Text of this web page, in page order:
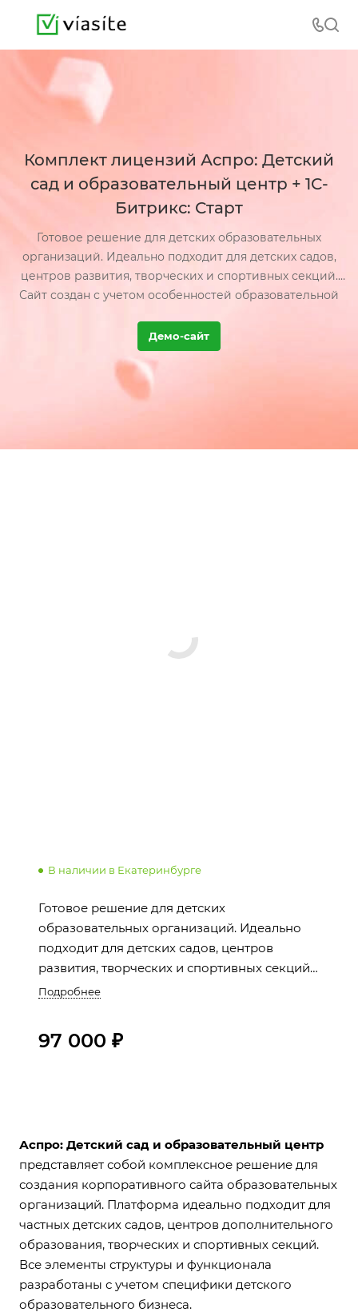
Комплект лицензий Аспро: Детский
сад и образовательный центр + 1С-
Битрикс: Старт
Готовое решение для детских образовательных
организаций. Идеально подходит для детских садов,
центров развития, творческих и спортивных секций.
Сайт создан с учетом особенностей образовательной
Демо-сайт
В наличии в Екатеринбурге
Готовое решение для детских
образовательных организаций. Идеально
подходит для детских садов, центров
развития, творческих и спортивных секций.
Сайт создан с учетом особенностей
Подробнее
97 000 ₽
Аспро: Детский сад и образовательный центр
представляет собой комплексное решение для
создания корпоративного сайта образовательных
организаций. Платформа идеально подходит для
частных детских садов, центров дополнительного
образования, творческих и спортивных секций.
Все элементы структуры и функционала
разработаны с учетом специфики детского
образовательного бизнеса.